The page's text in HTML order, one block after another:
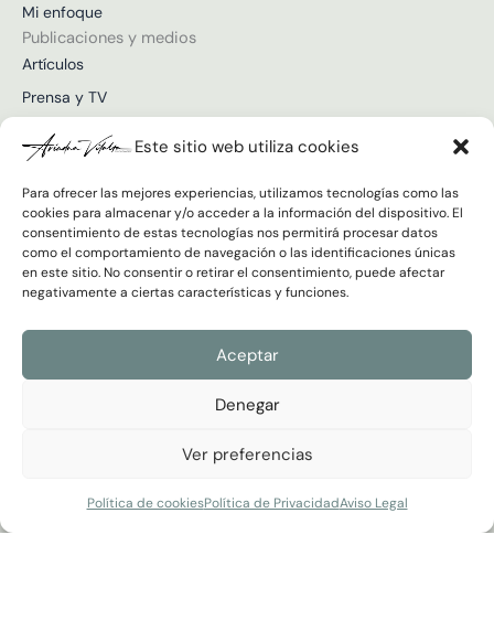
Este sitio web utiliza cookies
Para ofrecer las mejores experiencias, utilizamos tecnologías como las
cookies para almacenar y/o acceder a la información del dispositivo. El
consentimiento de estas tecnologías nos permitirá procesar datos
como el comportamiento de navegación o las identificaciones únicas
en este sitio. No consentir o retirar el consentimiento, puede afectar
negativamente a ciertas características y funciones.
Aceptar
Denegar
Ver preferencias
Política de cookiesPolítica de PrivacidadAviso Legal
k n
m
Mi enfoque
Publicaciones y medios
Artículos
Prensa y TV
Vídeos
Únete a la newsletter
Correo
electrónico
Ariadna Vilalta © 2026 Todos los derechos reservados